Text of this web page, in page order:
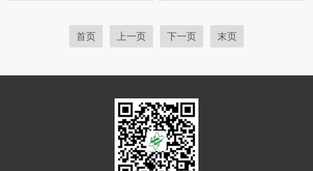
首页 上一页 下一页 末页